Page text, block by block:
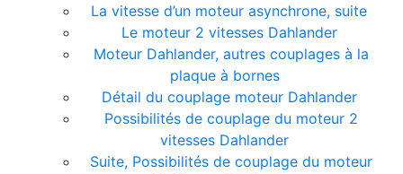
La vitesse d’un moteur asynchrone, suite
Le moteur 2 vitesses Dahlander
Moteur Dahlander, autres couplages à la
plaque à bornes
Détail du couplage moteur Dahlander
Possibilités de couplage du moteur 2
vitesses Dahlander
Suite, Possibilités de couplage du moteur